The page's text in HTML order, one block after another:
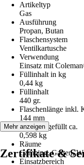
Artikeltyp
Gas
Ausführung
Propan, Butan
Flaschensystem
Ventilkartusche
Verwendung
Einsatz mit
Füllinhalt in kg
0,44 kg
Füllinhalt
440 gr.
Flaschenlänge inkl.
144 mm
Gewicht gefüllt ca.
0,598 kg
Räume
Camping, Garten,
Einsatzbereich
Mehr anzeigen
Zertifikate &